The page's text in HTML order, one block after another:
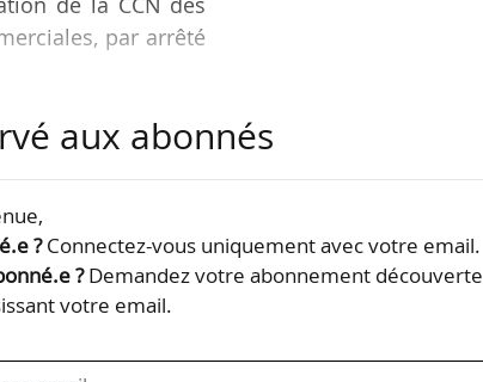
par arrêté
soient actives au
aux abonnés
?Connectez-vous uniquement avec votre email.
?Demandez votre abonnement découverte
votre email.